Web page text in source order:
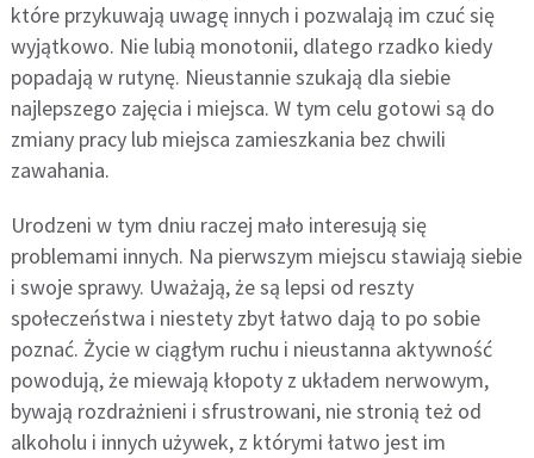
które przykuwają uwagę innych i pozwalają im czuć się
wyjątkowo. Nie lubią monotonii, dlatego rzadko kiedy
popadają w rutynę. Nieustannie szukają dla siebie
najlepszego zajęcia i miejsca. W tym celu gotowi są do
zmiany pracy lub miejsca zamieszkania bez chwili
zawahania.
Urodzeni w tym dniu raczej mało interesują się
problemami innych. Na pierwszym miejscu stawiają siebie
i swoje sprawy. Uważają, że są lepsi od reszty
społeczeństwa i niestety zbyt łatwo dają to po sobie
poznać. Życie w ciągłym ruchu i nieustanna aktywność
powodują, że miewają kłopoty z układem nerwowym,
bywają rozdrażnieni i sfrustrowani, nie stronią też od
alkoholu i innych używek, z którymi łatwo jest im